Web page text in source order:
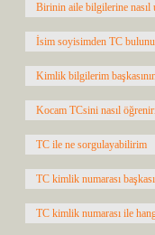
Birinin aile bilgilerine nasıl
İsim soyisimden TC
Kimlik bilgilerim
Kocam TCsini nasıl
TC ile ne sorgulayabilirim
TC kimlik numarası
TC kimlik numarası ile